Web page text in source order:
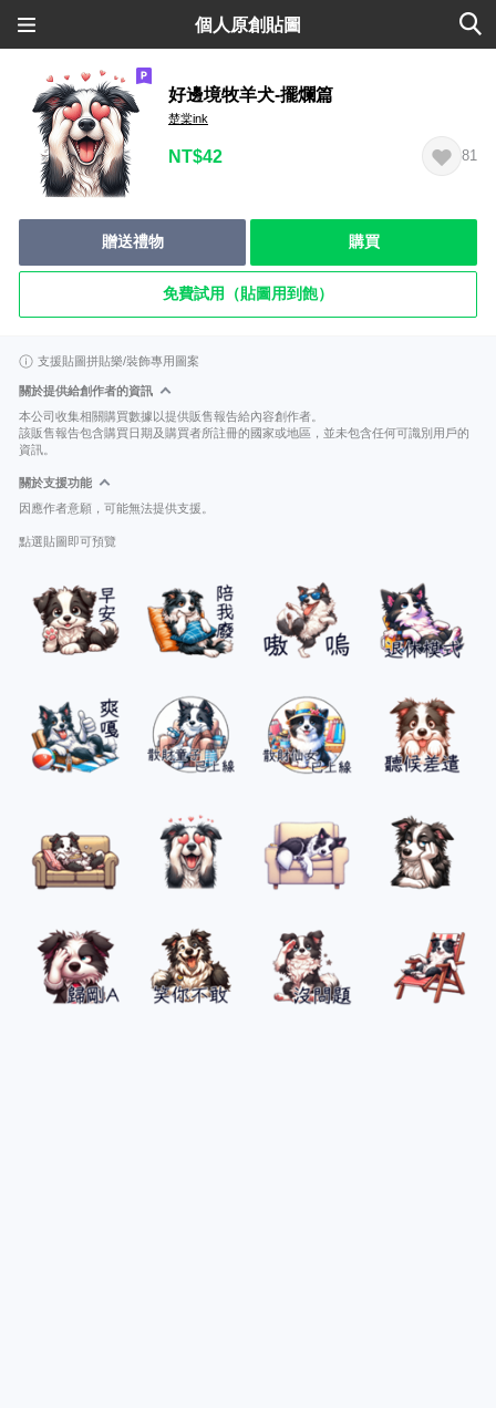
個人原創貼圖
好邊境牧羊犬-擺爛篇
楚棠ink
NT$42 81
贈送禮物 購買
免費試用（貼圖用到飽）
支援貼圖拼貼樂/裝飾專用圖案
關於提供給創作者的資訊
本公司收集相關購買數據以提供販售報告給內容創作者。
該販售報告包含購買日期及購買者所註冊的國家或地區，並未包含任何可識別用戶的
資訊。
關於支援功能
因應作者意願，可能無法提供支援。
點選貼圖即可預覽